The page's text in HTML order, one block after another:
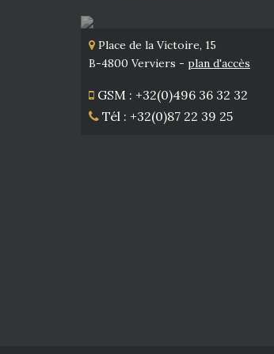
Place de la Victoire, 15
B-4800 Verviers - plan d'accès
GSM : +32(0)496 36 32 32
Tél : +32(0)87 22 39 25